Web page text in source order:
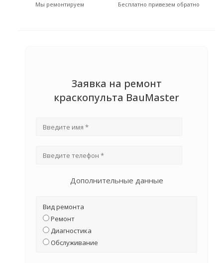
Мы ремонтируем Бесплатно привезем обратно
Заявка на ремонт
краскопульта BauMaster
Дополнительные данные
Вид ремонта
Ремонт
Диагностика
Обслуживание